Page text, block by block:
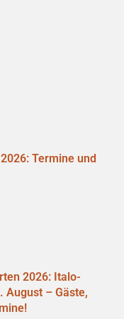
Termine und
2026: Italo-
August – Gäste,